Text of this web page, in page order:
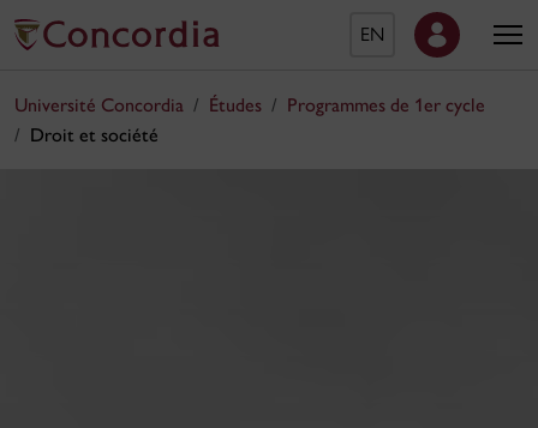
EN
Université Concordia Études
Programmes de 1er cycle
Droit et société